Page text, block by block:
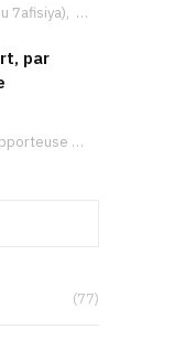
Le cave de Hafisa (9abou 7afisiya), premier roman du journaliste tunisien Mohamed Amine Ben Hlel,…
par
Francesca Albanese, rapporteuse spéciale de l’ONU sur les territoires palestiniens occupés, était à Tunis pour…
(77)